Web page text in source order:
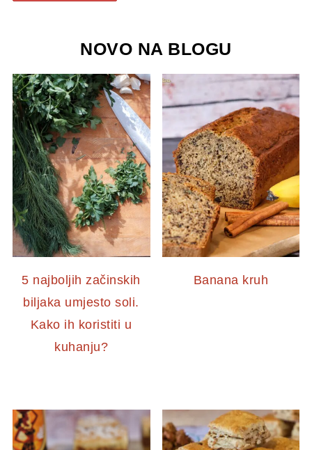
NOVO NA BLOGU
5 najboljih začinskih
biljaka umjesto soli.
Kako ih koristiti u
kuhanju?
Banana kruh